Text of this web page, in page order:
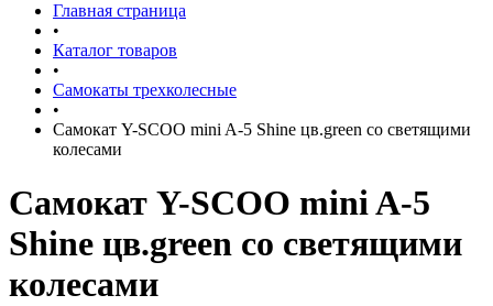
Главная страница
•
Каталог товаров
•
Самокаты трехколесные
•
Самокат Y-SCOO mini A-5 Shine цв.green со светящими
колесами
Самокат Y-SCOO mini A-5
Shine цв.green со светящими
колесами